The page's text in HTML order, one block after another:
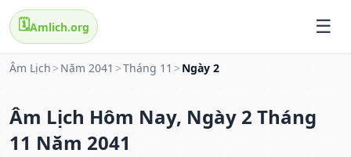
🗓️Amlich.org
Âm Lịch > Năm 2041 >Tháng 11 > Ngày 2
Âm Lịch Hôm Nay, Ngày 2 Tháng
11 Năm 2041